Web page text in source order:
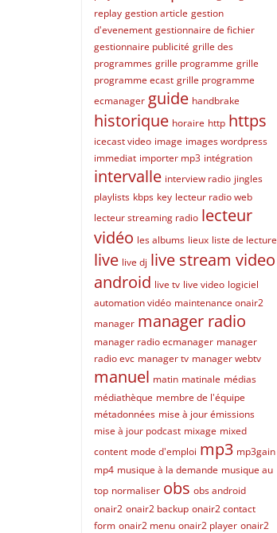
replay gestion article gestion
d'evenement gestionnaire de fichier
gestionnaire publicité grille des
programmes grille programme grille
programme ecast grille programme
ecmanager guide handbrake
historique horaire http https
icecast video image images wordpress
immediat importer mp3 intégration
intervalle interview radio jingles
playlists kbps key lecteur radio web
lecteur streaming radio lecteur
vidéo les albums lieux liste de lecture
live live dj live stream video
android live tv live video logiciel
automation vidéo maintenance onair2
manager manager radio
manager radio ecmanager manager
radio evc manager tv manager webtv
manuel matin matinale médias
médiathèque membre de l'équipe
métadonnées mise à jour émissions
mise à jour podcast mixage mixed
content mode d'emploi mp3 mp3gain
mp4 musique à la demande musique au
top normaliser obs obs android
onair2 onair2 backup onair2 contact
form onair2 menu onair2 player onair2